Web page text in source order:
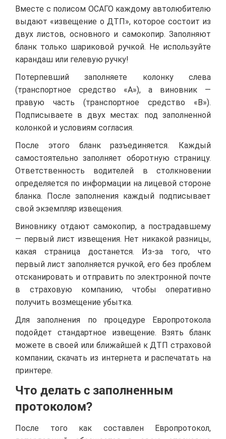
Вместе с полисом ОСАГО каждому автолюбителю
выдают «извещение о ДТП», которое состоит из
двух листов, основного и самокопир. Заполняют
бланк только шариковой ручкой. Не используйте
карандаш или гелевую ручку!
Потерпевший заполняете колонку слева
(транспортное средство «А»), а виновник —
правую часть (транспортное средство «В»).
Подписываете в двух местах: под заполненной
колонкой и условиям согласия.
После этого бланк разъединяется. Каждый
самостоятельно заполняет оборотную страницу.
Ответственность водителей в столкновении
определяется по информации на лицевой стороне
бланка. После заполнения каждый подписывает
свой экземпляр извещения.
Виновнику отдают самокопир, а пострадавшему
— первый лист извещения. Нет никакой разницы,
какая страница достанется. Из-за того, что
первый лист заполняется ручкой, его без проблем
отсканировать и отправить по электронной почте
в страховую компанию, чтобы оперативно
получить возмещение убытка.
Для заполнения по процедуре Европротокола
подойдет стандартное извещение. Взять бланк
можете в своей или ближайшей к ДТП страховой
компании, скачать из интернета и распечатать на
принтере.
Что делать с заполненным
протоколом?
После того как составлен Европротокол,